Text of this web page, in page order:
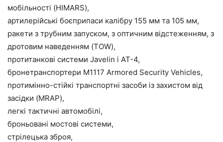
мобільності (HIMARS),
артилерійські боєприпаси калібру 155 мм та 105 мм,
ракети з трубним запуском, з оптичним відстеженням, з
дротовим наведенням (TOW),
протитанкові системи Javelin і AT-4,
бронетранспортери M1117 Armored Security Vehicles,
протимінно-стійкі транспортні засоби із захистом від
засідки (MRAP),
легкі тактичні автомобілі,
броньовані мостові системи,
стрілецька зброя,